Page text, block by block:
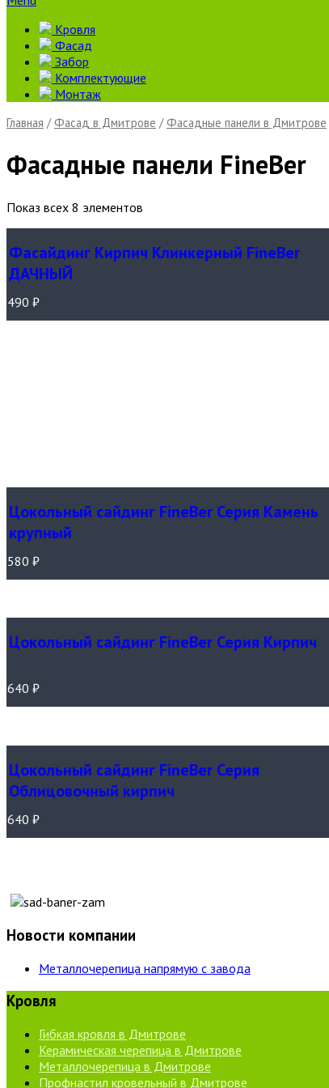
Кровля
Фасад
Забор
Комплектующие
Монтаж
Главная /Фасад в Дмитрове /Фасадные панели в Дмитрове
Фасадные панели FineBer
Показ всех 8 элементов
Фасайдинг Кирпич Клинкерный FineBer
ДАЧНЫЙ
490 ₽
Цокольный сайдинг FineBer Серия Камень
крупный
580 ₽
Цокольный сайдинг FineBer Серия Кирпич
640 ₽
Цокольный сайдинг FineBer Серия
Облицовочный кирпич
640 ₽
Новости компании
Металлочерепица напрямую с завода
Кровля
Гибкая кровля в Дмитрове
Керамическая черепица в Дмитрове
Металлочерепица в Дмитрове
Профнастил кровельный в Дмитрове